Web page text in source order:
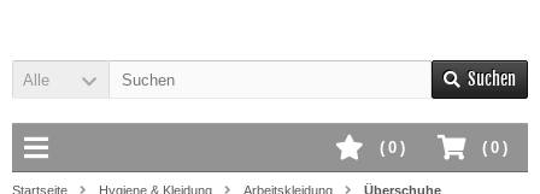
Alle Suchen
( 0 )
( 0 )
Startseite Hygiene & Kleidung Arbeitskleidung Überschuhe